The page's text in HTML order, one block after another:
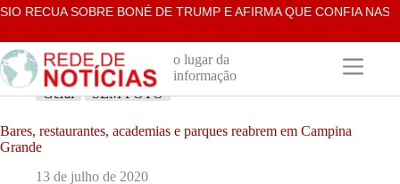
Pular
o
conteúdo
SOBRE BONÉ DE TRUMP E AFIRMA QUE CONFIA NAS
o lugar da
informação
Geral
SEM FOTO
Bares, restaurantes, academias e parques reabrem em Campina
Grande
13 de julho de 2020